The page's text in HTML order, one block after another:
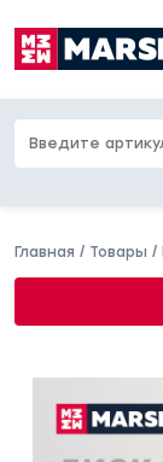
Главная / Товары /